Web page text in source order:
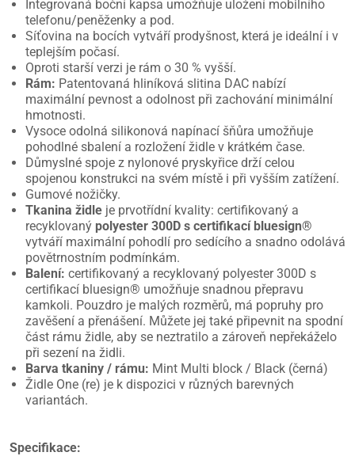
Integrovaná boční kapsa umožňuje uložení mobilního
telefonu/peněženky a pod.
Síťovina na bocích vytváří prodyšnost, která je ideální i v
teplejším počasí.
Oproti starší verzi je rám o 30 % vyšší.
Rám: Patentovaná hliníková slitina DAC nabízí
maximální pevnost a odolnost při zachování minimální
hmotnosti.
Vysoce odolná silikonová napínací šňůra umožňuje
pohodlné sbalení a rozložení židle v krátkém čase.
Důmyslné spoje z nylonové pryskyřice drží celou
spojenou konstrukci na svém místě i při vyšším zatížení.
Gumové nožičky.
Tkanina židle je prvotřídní kvality: certifikovaný a
recyklovaný polyester 300D s certifikací bluesign®
vytváří maximální pohodlí pro sedícího a snadno odolává
povětrnostním podmínkám.
Balení: certifikovaný a recyklovaný polyester 300D s
certifikací bluesign® umožňuje snadnou přepravu
kamkoli. Pouzdro je malých rozměrů, má popruhy pro
zavěšení a přenášení. Můžete jej také připevnit na spodní
část rámu židle, aby se neztratilo a zároveň nepřekáželo
při sezení na židli.
Barva tkaniny / rámu: Mint Multi block / Black (černá)
Židle One (re) je k dispozici v různých barevných
variantách.
Specifikace: